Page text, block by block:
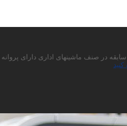
استحضار میرساند شرکت پردیس چاپگر باران سهامی خاص به شماره ثبت 430543